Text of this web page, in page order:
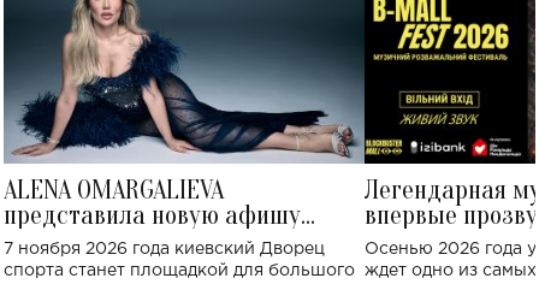
ALENA OMARGALIEVA
представила новую афишу
большого концерта во Дворце
спорта
7 ноября 2026 года киевский Дворец
спорта станет площадкой для большого
Легендарная
впервые
Украине: где
Осенью 2026 года
ждет одно из